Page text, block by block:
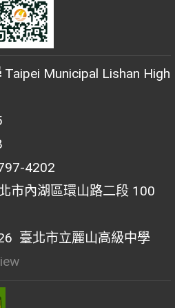
Taipei Municipal Lishan High
4202
市內湖區環山路二段 100
臺北市立麗山高級中學